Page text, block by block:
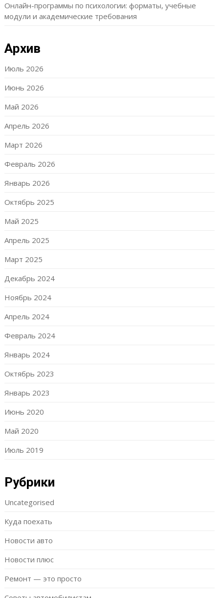
Онлайн-программы по психологии: форматы, учебные
модули и академические требования
Архив
Июль 2026
Июнь 2026
Май 2026
Апрель 2026
Март 2026
Февраль 2026
Январь 2026
Октябрь 2025
Май 2025
Апрель 2025
Март 2025
Декабрь 2024
Ноябрь 2024
Апрель 2024
Февраль 2024
Январь 2024
Октябрь 2023
Январь 2023
Июнь 2020
Май 2020
Июль 2019
Рубрики
Uncategorised
Куда поехать
Новости авто
Новости плюс
Ремонт — это просто